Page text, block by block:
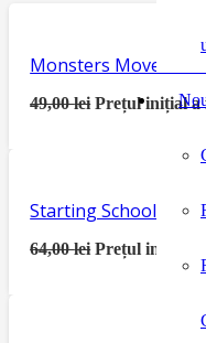
Monsters Move
49,00lei Prețul inițial a
Starting School
64,00lei Prețul inițial a